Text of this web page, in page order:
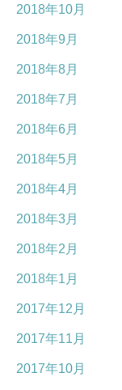
2018年10月
2018年9月
2018年8月
2018年7月
2018年6月
2018年5月
2018年4月
2018年3月
2018年2月
2018年1月
2017年12月
2017年11月
2017年10月